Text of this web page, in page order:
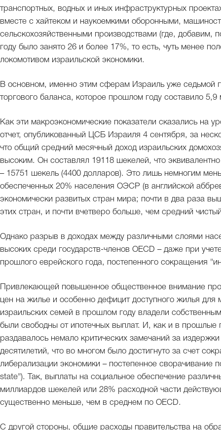
транспортных, водных и иных инфраструктурных
вместе с хайтеком и наукоемкими оборонными,
сельскохозяйственными производствами (где,
году было занято 26 и более 17%, то есть, чуть менее
локомотивом израильской экономики.
В основном, именно этим сферам Израиль уже седьмой
торгового баланса, которое прошлом году составило
Как эти макроэкономические показатели сказались на
отчет, опубликованный ЦСБ Израиля 4 сентября, за
что общий средний месячный доход израильских
высоким. Он составлял 19118 шекелей, что
– 15751 шекель (4400 долларов). Это лишь немногим
обеспеченных 20% населения ОЭСР (в английской
экономически развитых стран мира; почти в два раза
этих стран, и почти вчетверо больше, чем средний
Однако разрыв в доходах между различными слоями
высоких среди государств-членов OECD – даже при
прошлого еврейского года, постепенного сокращения
Привлекающей повышенное общественное внимание
цен на жилье и особенно дефицит доступного жилья
израильских семей в прошлом году владели
были свободны от ипотечных выплат. И, как и в прошлые
раздавалось немало критических замечаний за
десятилетий, что во многом было достигнуто за счет
либерализации экономики – постепенное сворачивание
state"). Так, выплаты на социальное обеспечение
миллиардов шекелей или 28% расходной части
существенно меньше, чем в среднем по OECD.
С другой стороны, общие расходы правительства на